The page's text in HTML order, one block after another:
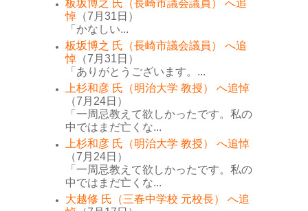
板坂博之 氏（長崎市議会議員） へ追
悼 （7月31日）
「かなしい...
板坂博之 氏（長崎市議会議員） へ追
悼 （7月31日）
「ありがとうございます。...
上杉和彦 氏（明治大学 教授） へ追悼
（7月24日）
「一周忌教えて欲しかったです。私の
中ではまだ亡くな...
上杉和彦 氏（明治大学 教授） へ追悼
（7月24日）
「一周忌教えて欲しかったです。私の
中ではまだ亡くな...
大越修 氏（三春中学校 元校長） へ追